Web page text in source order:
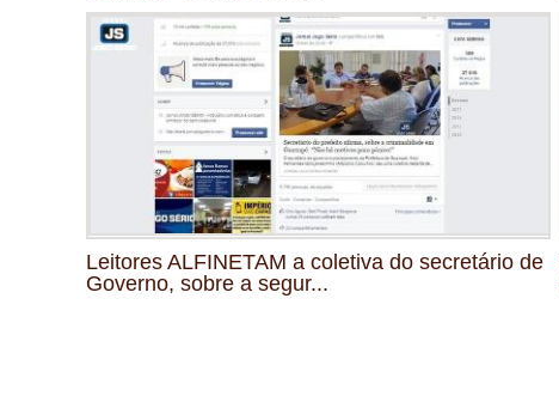
Leitores ALFINETAM a coletiva do secretário de
Governo, sobre a segur...